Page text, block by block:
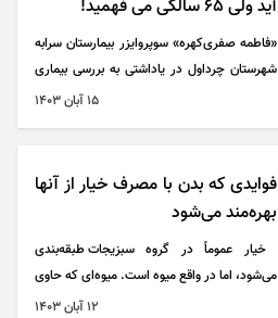
آید ولی 65 سالگی می فهمید!
«فاطمه صفری‌کهره» سوپروایزر بیمارستان سرابه
شهرستان چرداول در یاداشتی به بررسی بیماری
پوکی استخوان در کشور پرداخته است.
۱۵ آبان ۱۴۰۳
فوایدی که بدن با مصرف خیار از آنها
بهره‌مند می‌شود
خیار عموماً در گروه سبزیجات طبقه‌بندی
می‌شود، اما در واقع میوه است. میوه‌ای که حاوی
مواد مغذی مختلف، ترکیبات گیاهی و
۱۲ آبان ۱۴۰۳